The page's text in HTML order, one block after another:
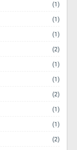
(1)
(1)
(1)
(2)
(1)
(1)
(2)
(1)
(1)
(2)